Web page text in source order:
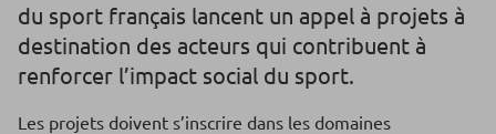
du sport français lancent un appel à projets à
destination des acteurs qui contribuent à
renforcer l’impact social du sport.
Les projets doivent s’inscrire dans les domaines